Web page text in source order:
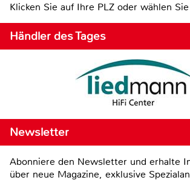
Klicken Sie auf Ihre PLZ oder wählen
Händler des Tages
Newsletter
Abonniere den Newsletter und erhalte
über neue Magazine, exklusive